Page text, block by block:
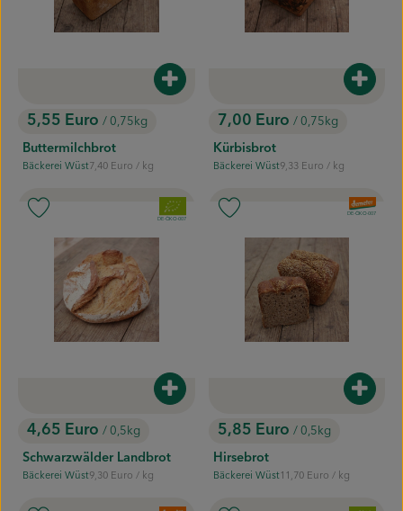
, Preis:
5,55 Euro / 0,75kg
Buttermilchbrot
Bäckerei Wüst, Referenzpreis:
7,40 Euro / kg
Produkt zum Warenkorb hinzufügen
, Preis:
7,00 Euro / 0,75kg
Kürbisbrot
Bäckerei Wüst, Referenzpreis:
9,33 Euro / kg
4,65 Euro / 0,5kg
Schwarzwälder Landbrot
Bäckerei Wüst, Referenzpreis:
9,30 Euro / kg
Produkt zum Warenkorb hinzufügen
, Verband:
, Kontrollstelle:
DE-ÖKO-007
Produkt zu Favouriten hinzufügen
5,85 Euro / 0,5kg
Hirsebrot
Bäckerei Wüst, Referenzpreis:
11,70 Euro / kg
, Verband:
, Kontrollstelle:
DE-ÖKO-007
Produkt zu Favouriten hinzufügen